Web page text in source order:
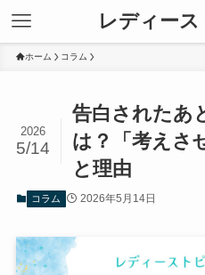
レディー
ホーム コラム
告白されたあ
は？「考えさ
と理由
2026
5/14
コラム 2026年5月14日